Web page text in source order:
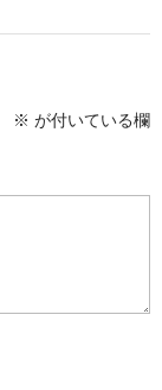
※ が付いている欄